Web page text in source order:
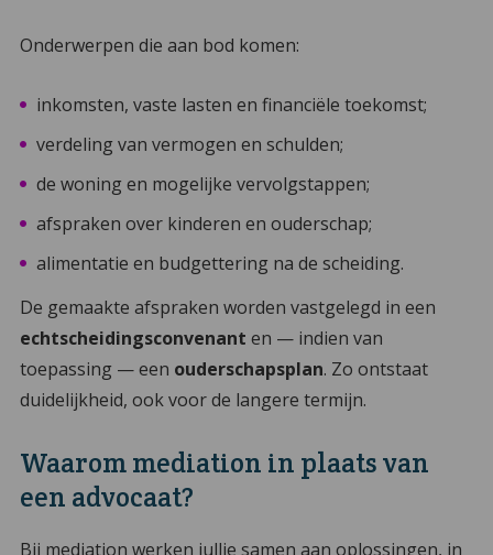
Onderwerpen die aan bod komen:
inkomsten, vaste lasten en financiële toekomst;
verdeling van vermogen en schulden;
de woning en mogelijke vervolgstappen;
afspraken over kinderen en ouderschap;
alimentatie en budgettering na de scheiding.
De gemaakte afspraken worden vastgelegd in een
echtscheidingsconvenant en — indien van
toepassing — een ouderschapsplan. Zo ontstaat
duidelijkheid, ook voor de langere termijn.
Waarom mediation in plaats van
een advocaat?
Bij mediation werken jullie samen aan oplossingen, in